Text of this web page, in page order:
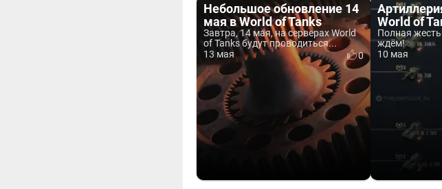
Небольшое обновление 14
мая в World of Tanks
Завтра, 14 мая, на серверах World
of Tanks будут проводиться...
13 мая
0
World of
Полная
ждём!
10 мая